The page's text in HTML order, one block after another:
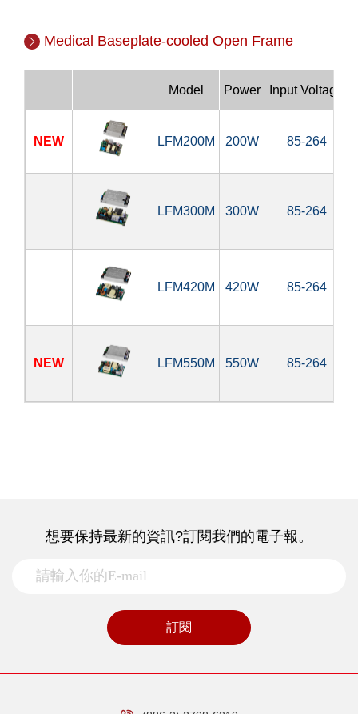
Medical Baseplate-cooled Open Frame
Model Power Input Voltage
NEW LFM200M 200W 85-264
LFM300M 300W 85-264
LFM420M 420W 85-264
NEW LFM550M 550W 85-264
想要保持最新的資訊?訂閱我們的電子報。
訂閱